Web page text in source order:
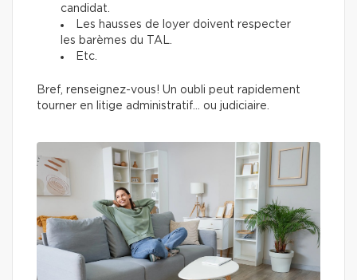
candidat.
Les hausses de loyer doivent respecter
les barèmes du TAL.
Etc.
Bref, renseignez-vous! Un oubli peut rapidement
tourner en litige administratif… ou judiciaire.